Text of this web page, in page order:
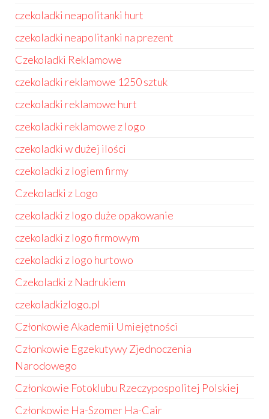
czekoladki neapolitanki hurt
czekoladki neapolitanki na prezent
Czekoladki Reklamowe
czekoladki reklamowe 1250 sztuk
czekoladki reklamowe hurt
czekoladki reklamowe z logo
czekoladki w dużej ilości
czekoladki z logiem firmy
Czekoladki z Logo
czekoladki z logo duże opakowanie
czekoladki z logo firmowym
czekoladki z logo hurtowo
Czekoladki z Nadrukiem
czekoladkizlogo.pl
Członkowie Akademii Umiejętności
Członkowie Egzekutywy Zjednoczenia
Narodowego
Członkowie Fotoklubu Rzeczypospolitej Polskiej
Członkowie Ha-Szomer Ha-Cair